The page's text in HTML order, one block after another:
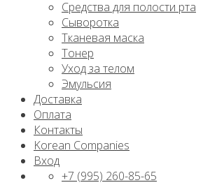
Средства для полости рта
Сыворотка
Тканевая маска
Тонер
Уход за телом
Эмульсия
Доставка
Оплата
Контакты
Korean Companies
Вход
+7 (995) 260-85-65